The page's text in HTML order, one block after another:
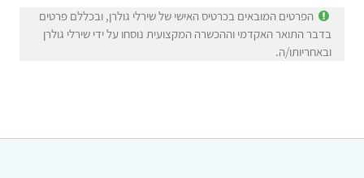
הפרטים המובאים בכרטיס האישי של שירלי גולרן, ובכללם פרטים
בדבר התואר האקדמי וההכשרה המקצועית נוסחו על ידי שירלי גולרן
ובאחריותו/ה.